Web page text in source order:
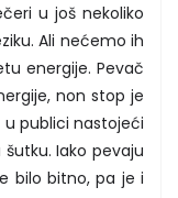
u još nekoliko
Ali nećemo ih
energije. Pevač
non stop je
publici nastojeći
Iako pevaju
bilo bitno, pa je i